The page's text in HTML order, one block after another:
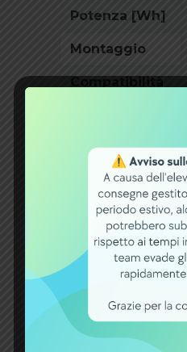
Potenza [Wh]
Montaggio
prodotti
Shop
offerte
Spese
gratuite
fino a 2